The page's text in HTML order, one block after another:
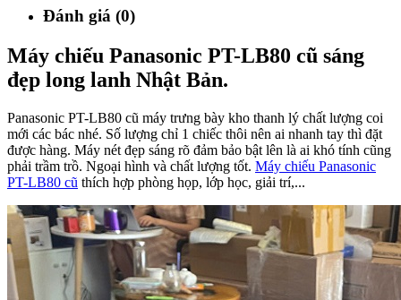
Đánh giá (0)
Máy chiếu Panasonic PT-LB80 cũ sáng
đẹp long lanh Nhật Bản.
Panasonic PT-LB80 cũ máy trưng bày kho thanh lý chất lượng coi
mới các bác nhé. Số lượng chỉ 1 chiếc thôi nên ai nhanh tay thì đặt
được hàng. Máy nét đẹp sáng rõ đảm bảo bật lên là ai khó tính cũng
phải trầm trồ. Ngoại hình và chất lượng tốt. Máy chiếu Panasonic
PT-LB80 cũ thích hợp phòng họp, lớp học, giải trí,...